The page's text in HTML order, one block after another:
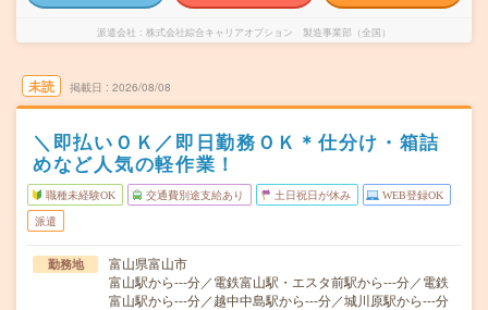
派遣会社 株式会社綜合キャリアオプション 製造事業部（全国）
未読 掲載日 2026/08/08
＼即払いＯＫ／即日勤務ＯＫ＊仕分け・箱詰
めなど人気の軽作業！
職種未経験OK 交通費別途支給あり 土日祝日が休み WEB登録OK
派遣
勤務地
富山県富山市
富山駅から---分／電鉄富山駅・エスタ前駅から---分／電鉄
富山駅から---分／越中中島駅から---分／城川原駅から---分